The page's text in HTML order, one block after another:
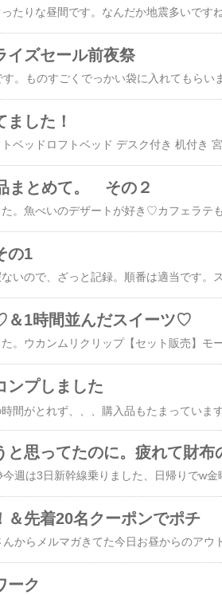
イズセール前夜祭
ました！
まとめて。 その２
の1
＆1時間並んだスイーツ♡
ンプしました
＆先着20名クーポンでポチ
ーク